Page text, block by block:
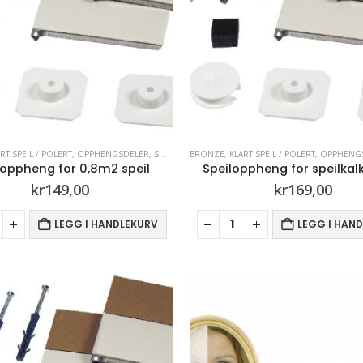
SPEIL / POLERT, OPPHENGSDELER, SOTFARGET ,SPEIL ,TILBEHØR
for 0,8m2 speil
kr149,00
LEGG I HANDLEKURV
BRONZE, KLART SPEIL / POLERT,
Speiloppheng for
kr169,00
LEGG I
Lexan / Polykarbonat® Grå sotfarget 5mm
0out of 5
OpprinneligNåværende
0out of 5